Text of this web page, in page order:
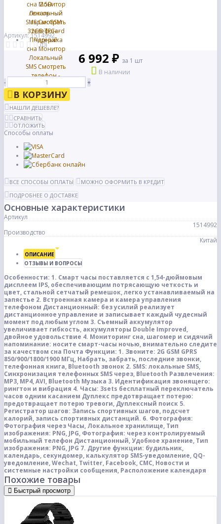
Артикул: 1514992
(0)
6 992 ₽ за 1 шт
В наличии
-
+
В КОРЗИНУ
НАШЛИ ДЕШЕВЛЕ?
СРАВНИТЬ
ОТЛОЖИТЬ
Способы оплаты
ВСЕ СПОСОБЫ ОПЛАТЫ
МОЖНО ОФОРМИТЬ В КРЕДИТ
ПОДРОБНЕЕ О ДОСТАВКЕ
Основные характеристики
Артикул
1514992
Производство
Китай
ОПИСАНИЕ
ОТЗЫВЫ И ВОПРОСЫ
Особенности: 1. Смарт часы поставляется с 1,54-дюймовым
дисплеем IPS, обеспечивающим потрясающую четкость и
цвет, стальной сетчатый ремешок, легко устанавливаемый на
запястье 2. Встроенная камера и камера управления
телефоном Дистанционный: без усилий реализует
дистанционное управление и записывает каждый чудесный
момент под любым углом 3. Съемный аккумулятор
увеличивает гибкость, аккумуляторы Double Improved,
двойное удовольствие 4. Мониторинг сна, шагомер и сидячий
напоминание: носите смарт-часы ночью, внимательно следите
за качеством сна Почта Функции: 1. Звоните: 2G GSM GPRS
850/900/1800/1900 МГц, Набрать, забрать, последние звонки,
телефонная книга, Bluetooth звонок 2. SMS: локальные SMS,
Синхронизация телефонных SMS через, Bluetooth Развлечения:
MP3, MP4, AVI, Bluetooth Музыка 3. Идентификация звонящего:
рингтон и вибрация 4. Часы: 3sets бесплатный переключатель
часов одним касанием Дуплекс предотвращает потерю:
предотвращает потерю тревоги, Дуплексный поиск 5.
Регистратор шагов: Запись спортивных шагов, подсчет
калорий, запись спортивных дистанций. 6. Фотография:
Фотография через Часы, Локальное хранилище, Тип
изображения: PNG, JPG, Фотография: через контролируемый
мобильный телефон Дистанционный, Удобное хранение, Тип
изображения: PNG, JPG 7. Другие функции: будильник,
календарь, секундомер, калькулятор SMS-уведомление, QQ-
уведомление, Wechat, Twitter, Facebook, СМС, Новости и
системные настройки сообщения, Расположение календаря
Похожие товары
Быстрый просмотр